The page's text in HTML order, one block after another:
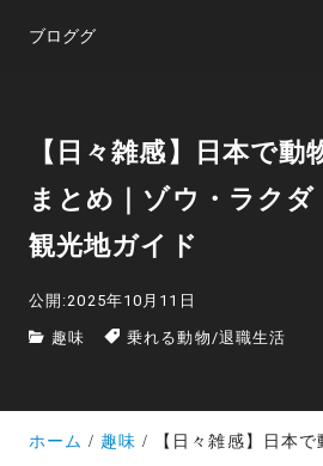
ブロググ
【日々雑感】日本で
まとめ｜ゾウ・ラクダ
観光地ガイド
公開:2025年10月11日
趣味 乗れる動物 /退職生活
ホーム 趣味 【日々雑感】日本で動物に乗れる場所まと